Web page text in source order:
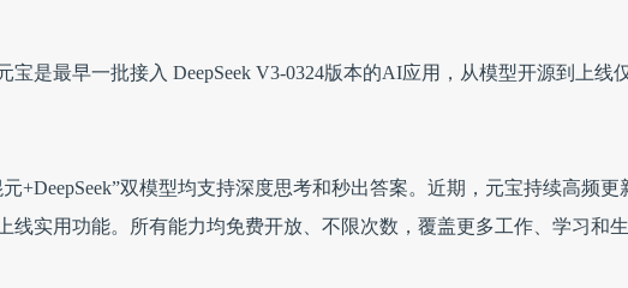
宝是最早一批接入 DeepSeek V3-0324版本的AI应用，从模型开源到上线
+DeepSeek”双模型均支持深度思考和秒出答案。近期，元宝持续高频更
线实用功能。所有能力均免费开放、不限次数，覆盖更多工作、学习和生